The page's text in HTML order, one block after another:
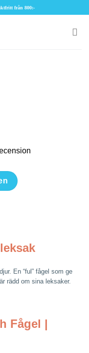
från 800:-
En “ful” fågel som ge
rädd om sina leksaker.
Fågel |